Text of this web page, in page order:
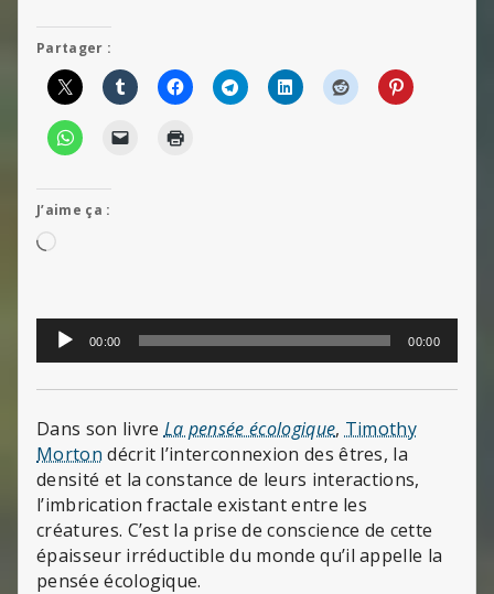
Partager :
J’aime ça :
Chargement…
Lecteur
audio
00:00 00:00
Dans son livre La pensée écologique, Timothy
Morton décrit l’interconnexion des êtres, la
densité et la constance de leurs interactions,
l’imbrication fractale existant entre les
créatures. C’est la prise de conscience de cette
épaisseur irréductible du monde qu’il appelle la
pensée écologique.